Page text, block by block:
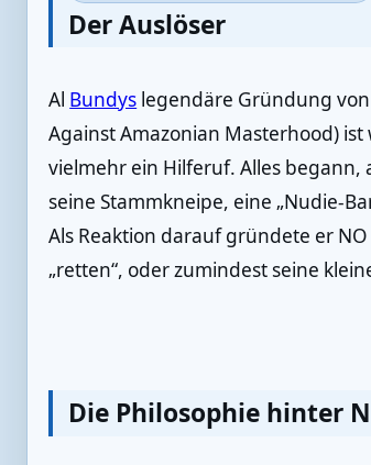
Der Auslöser
Al Bundys legendäre Gründung von
Against Amazonian Masterhood)
vielmehr ein Hilferuf. Alles begann,
seine Stammkneipe, eine „Nudie-
Als Reaktion darauf gründete er NO
„retten“, oder zumindest seine
Die Philosophie hinter